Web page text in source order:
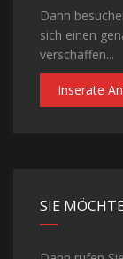
Dann
sich einen
verschaffen...
Inserate
SIE